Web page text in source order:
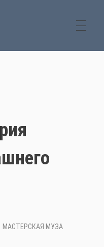
МАСТЕРСКАЯ МУЗА